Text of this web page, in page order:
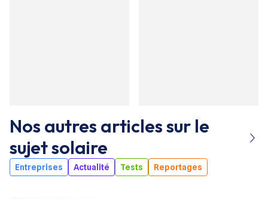
Nos autres articles sur le
sujetsolaire
Entreprises Actualité Tests Reportages